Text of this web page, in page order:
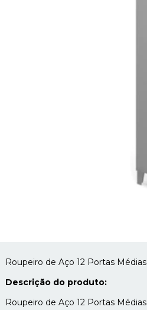
Roupeiro de Aço 12 Portas Médias
Descrição do produto:
Roupeiro de Aço 12 Portas Médias